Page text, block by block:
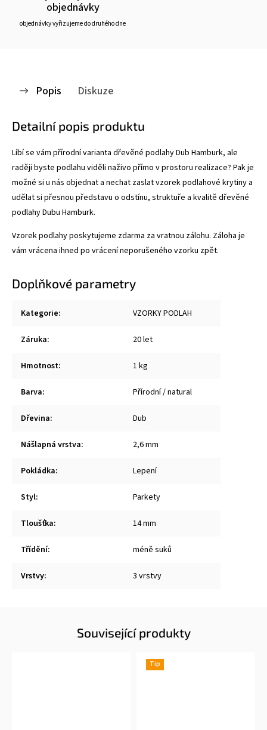
objednávky
objednávky vyřizujeme do druhého dne
Popis Diskuze
Detailní popis produktu
Líbí se vám přírodní varianta dřevěné podlahy Dub Hamburk, ale
raději byste podlahu viděli naživo přímo v prostoru realizace? Pak je
možné si u nás objednat a nechat zaslat vzorek podlahové krytiny a
udělat si přesnou představu o odstínu, struktuře a kvalitě dřevěné
podlahy Dubu Hamburk.
Vzorek podlahy poskytujeme zdarma za vratnou zálohu. Záloha je
vám vrácena ihned po vrácení neporušeného vzorku zpět.
Doplňkové parametry
Kategorie: VZORKY PODLAH
Záruka: 20 let
Hmotnost: 1 kg
Barva: Přírodní / natural
Dřevina: Dub
Nášlapná vrstva: 2,6 mm
Pokládka: Lepení
Styl: Parkety
Tloušťka: 14 mm
Třídění: méně suků
Vrstvy: 3 vrstvy
Související produkty
Tip